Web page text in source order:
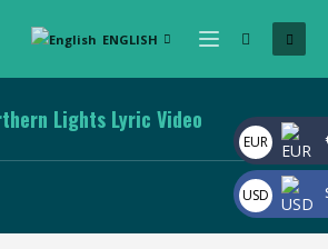
ENGLISH
EUR
USD